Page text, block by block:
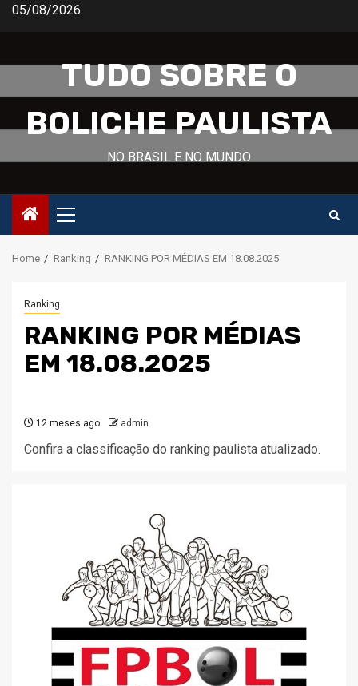
Skip05/08/2026
TUDO SOBRE O
BOLICHE PAULISTA
NO BRASIL E NO MUNDO
Primary
Menu
Home Ranking RANKING POR MÉDIAS EM 18.08.2025
Ranking
RANKING POR MÉDIAS
EM 18.08.2025
12 meses ago admin
Confira a classificação do ranking paulista atualizado.